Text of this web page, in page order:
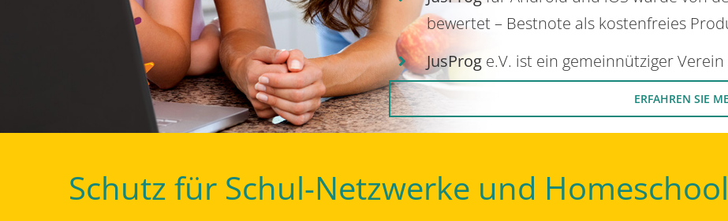
bewertet – Bestnote als kostenfreies
JusProge.V. ist ein gemeinnütziger
ERFAHREN SIE
Schutz für Schul-Netzwerke und